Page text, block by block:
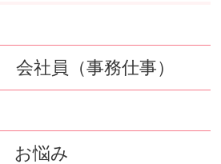
社員（事務仕事）
お悩み